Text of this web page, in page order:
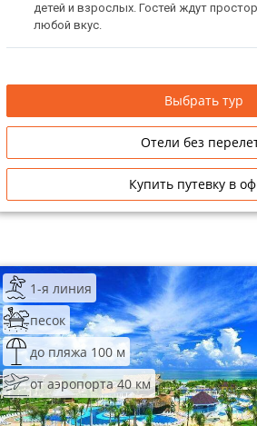
детей и взрослых. Гостей ждут
любой вкус.
Выбрать тур
Отели без
Купить путевку в
1-я линия
песок
до пляжа 100 м
от аэропорта 40 км